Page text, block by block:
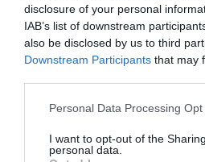
disclosure of your personal
IAB’s list of downstream
also be disclosed by us to third
Downstream Participants that may
Please note that this website/app
not limited to your visit or usage
grant or deny consent to Google
Personal Data Processing
I want to opt-out of the
personal data.
Οταν ο Άγιος Ιωάννης ο
έσωσε μια ολόκληρη περιοχή
Εύβοιας από την φωτιά
06.08.2026 | 13:45
εμπορικό κατάστημα στη
Συναγερμός στη
Χαλκίδα: Γυναίκα